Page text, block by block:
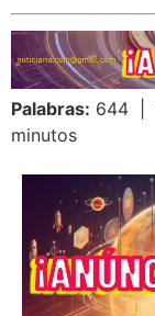
Palabras: 644 |
minutos